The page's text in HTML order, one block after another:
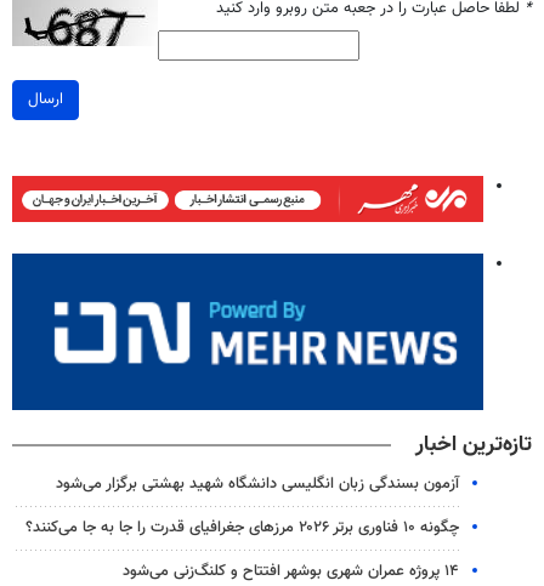
* لطفا حاصل عبارت را در جعبه متن روبرو وارد کنید
ارسال
تازه‌ترین اخبار
آزمون بسندگی زبان انگلیسی دانشگاه شهید بهشتی برگزار می‌شود
چگونه ۱۰ فناوری برتر ۲۰۲۶ مرزهای جغرافیای قدرت را جا به جا می‌کنند؟
۱۴ پروژه عمران شهری بوشهر افتتاح و کلنگ‌زنی می‌شود